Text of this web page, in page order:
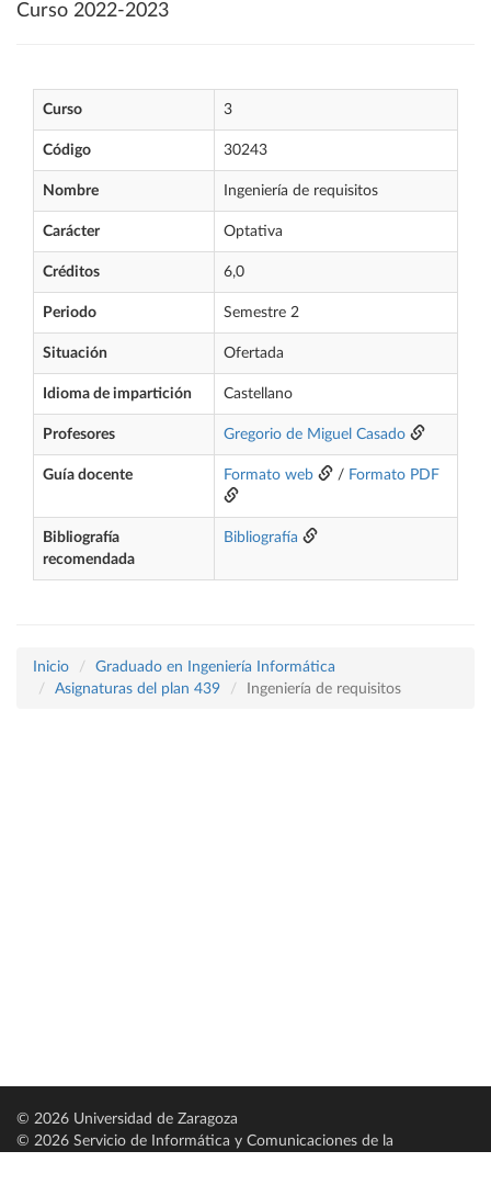
Curso 2022-2023
Curso 3
Código 30243
Nombre Ingeniería de requisitos
Carácter Optativa
Créditos 6,0
Periodo Semestre 2
Situación Ofertada
Idioma de impartición Castellano
Profesores Gregorio de Miguel Casado
Guía docente Formato web / Formato PDF
Bibliografía
recomendada
Bibliografía
Inicio
Graduado en Ingeniería Informática
Asignaturas del plan 439
Ingeniería de requisitos
© 2026 Universidad de Zaragoza
© 2026 Servicio de Informática y Comunicaciones de la